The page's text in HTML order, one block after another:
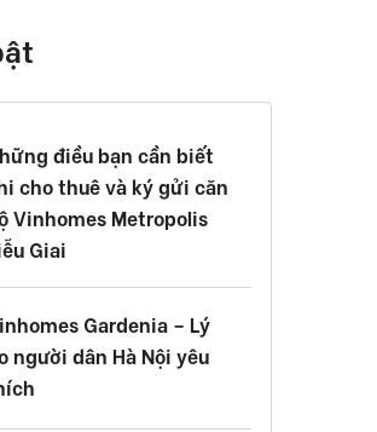
điều bạn cần biết
cho thuê và ký gửi căn
Vinhomes Metropolis
Giai
Gardenia – Lý
người dân Hà Nội yêu